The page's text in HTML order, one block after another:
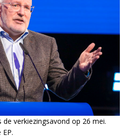
verkiezingsavond op 26 mei.